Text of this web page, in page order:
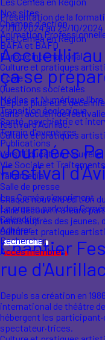
Nos sites
Champs d'action
Animation
BAFA et BAFD
Europe international
Culture et pratiques
École
Questions sociétales
Médias et Numérique libre
Transition écologique
Santé, psychiatrie et
Terrain d'aventures
Publications
Vers l'Éducation Nouvelle
Vie Sociale et Traitements
Yakamedia
Salle de presse
Les Ceméa s'expriment
La presse parle des
Calendrier
Adhérer
Rechercher
Accès membres
Présentation de la
21/10/2024 au 25/10/
Les Ceméa en Région
Accueillir
ça se
Depuis plusieurs
dans l'accueil lde
festival d'Aurillac.
Culture et pratiques
Journées
Festival
Chaque nouvelle édition
faire découvrir à leurs
tenus auprès des jeunes,
Culture et pratiques
Chantier
rue
Depuis sa création en
international de théâtre
hébergent les
spectateur·trices.